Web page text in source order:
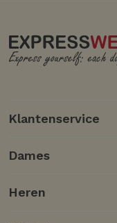
Klantenservice
Dames
Heren